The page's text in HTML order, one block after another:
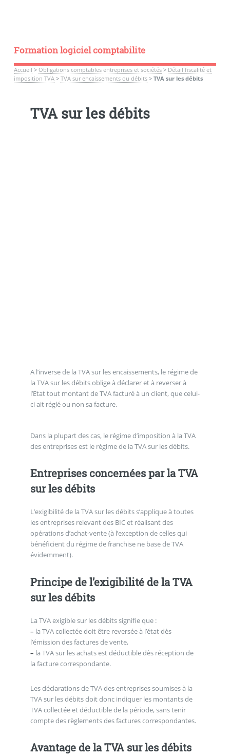
Formation logiciel comptabilite
Accueil > Obligations comptables entreprises et sociétés> Détail fiscalité et
imposition TVA> TVA sur encaissements ou débits> TVA sur les débits
TVA sur les débits
A l’inverse de la TVA sur les encaissements, le régime de
la TVA sur les débits oblige à déclarer et à reverser à
l’Etat tout montant de TVA facturé à un client, que celui-
ci ait réglé ou non sa facture.
Dans la plupart des cas, le régime d’imposition à la TVA
des entreprises est le régime de la TVA sur les débits.
Entreprises concernées par la TVA
sur les débits
L’exigibilité de la TVA sur les débits s’applique à toutes
les entreprises relevant des BIC et réalisant des
opérations d’achat-vente (à l’exception de celles qui
bénéficient du régime de franchise ne base de TVA
évidemment).
Principe de l’exigibilité de la TVA
sur les débits
La TVA exigible sur les débits signifie que :
– la TVA collectée doit être reversée à l’état dès
l’émission des factures de vente,
– la TVA sur les achats est déductible dès réception de
la facture correspondante.
Les déclarations de TVA des entreprises soumises à la
TVA sur les débits doit donc indiquer les montants de
TVA collectée et déductible de la période, sans tenir
compte des règlements des factures correspondantes.
Avantage de la TVA sur les débits